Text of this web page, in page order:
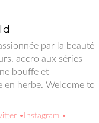
toujours, accro aux
en herbe.